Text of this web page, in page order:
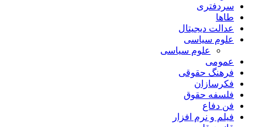
سردفتری
طاها
عدالت دیجیتال
علوم سیاسی
علوم سیاسی
عمومی
فرهنگ حقوقی
فکرسازان
فلسفه حقوق
فن دفاع
فیلم و نرم افزار